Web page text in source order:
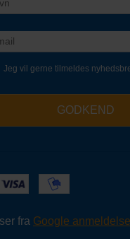
Jeg vil gerne tilmeldes
GODKEND
fra Google